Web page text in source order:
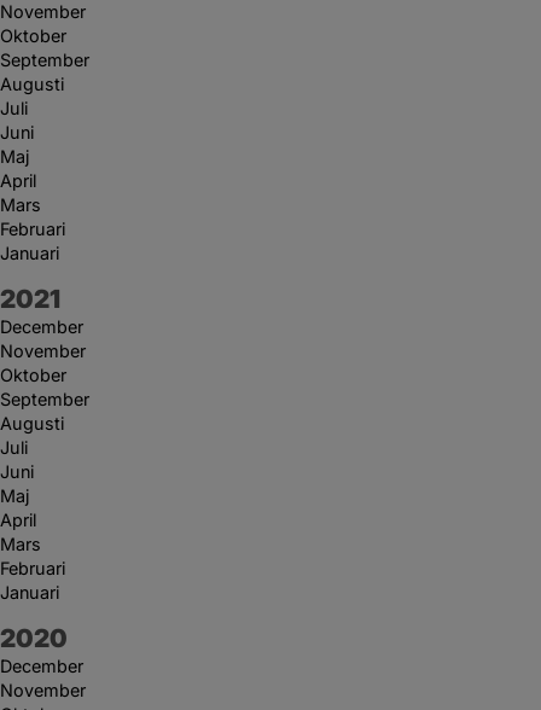
November
Oktober
September
Augusti
Juli
Juni
Maj
April
Mars
Februari
Januari
År:
2021
December
November
Oktober
September
Augusti
Juli
Juni
Maj
April
Mars
Februari
Januari
År:
2020
December
November